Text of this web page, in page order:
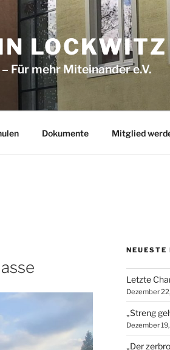
LOCKWITZ
Für mehr Mitein­ander e.V.
Dokumente Mitglied
NEUESTE
Letzte
Dezember
„Streng
Dezember
„Der